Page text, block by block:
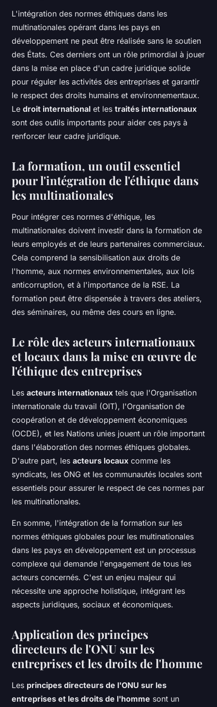
L'intégration des normes éthiques dans les
multinationales opérant dans les pays en
développement ne peut être réalisée sans le soutien
des États. Ces derniers ont un rôle primordial à jouer
dans la mise en place d'un cadre juridique solide
pour réguler les activités des entreprises et garantir
le respect des droits humains et environnementaux.
Le droit international et les traités internationaux
sont des outils importants pour aider ces pays à
renforcer leur cadre juridique.
La formation, un outil essentiel
pour l'intégration de l'éthique dans
les multinationales
Pour intégrer ces normes d'éthique, les
multinationales doivent investir dans la formation de
leurs employés et de leurs partenaires commerciaux.
Cela comprend la sensibilisation aux droits de
l'homme, aux normes environnementales, aux lois
anticorruption, et à l'importance de la RSE. La
formation peut être dispensée à travers des ateliers,
des séminaires, ou même des cours en ligne.
Le rôle des acteurs internationaux
et locaux dans la mise en œuvre de
l'éthique des entreprises
Les acteurs internationaux tels que l'Organisation
internationale du travail (OIT), l'Organisation de
coopération et de développement économiques
(OCDE), et les Nations unies jouent un rôle important
dans l'élaboration des normes éthiques globales.
D'autre part, les acteurs locaux comme les
syndicats, les ONG et les communautés locales sont
essentiels pour assurer le respect de ces normes par
les multinationales.
En somme, l'intégration de la formation sur les
normes éthiques globales pour les multinationales
dans les pays en développement est un processus
complexe qui demande l'engagement de tous les
acteurs concernés. C'est un enjeu majeur qui
nécessite une approche holistique, intégrant les
aspects juridiques, sociaux et économiques.
Application des principes
directeurs de l'ONU sur les
entreprises et les droits de l'homme
Les principes directeurs de l'ONU sur les
entreprises et les droits de l'homme sont un